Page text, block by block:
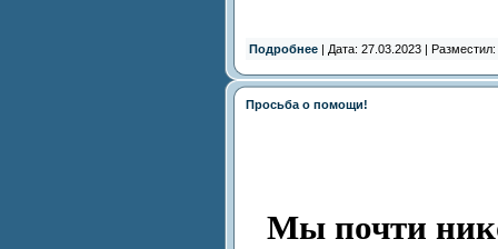
Подробнее | Дата: 27.03.2023 | Разместил:
Просьба о помощи!
Мы почти